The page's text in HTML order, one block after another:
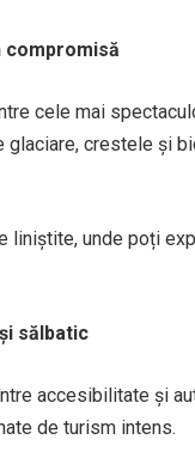
compromisă
cele mai
glaciare, crestele și
unde poți
sălbatic
accesibilitate și
de turism intens.